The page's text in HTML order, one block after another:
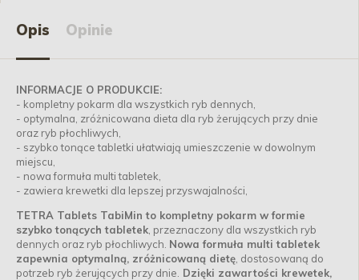
Opis Opinie
INFORMACJE O PRODUKCIE:
- kompletny pokarm dla wszystkich ryb dennych,
- optymalna, zróżnicowana dieta dla ryb żerujących przy dnie
oraz ryb płochliwych,
- szybko tonące tabletki ułatwiają umieszczenie w dowolnym
miejscu,
- nowa formuła multi tabletek,
- zawiera krewetki dla lepszej przyswajalności,
TETRA Tablets TabiMin to kompletny pokarm w formie
szybko tonących tabletek , przeznaczony dla wszystkich ryb
dennych oraz ryb płochliwych. Nowa formuła multi tabletek
zapewnia optymalną, zróżnicowaną dietę , dostosowaną do
potrzeb ryb żerujących przy dnie. Dzięki zawartości krewetek,